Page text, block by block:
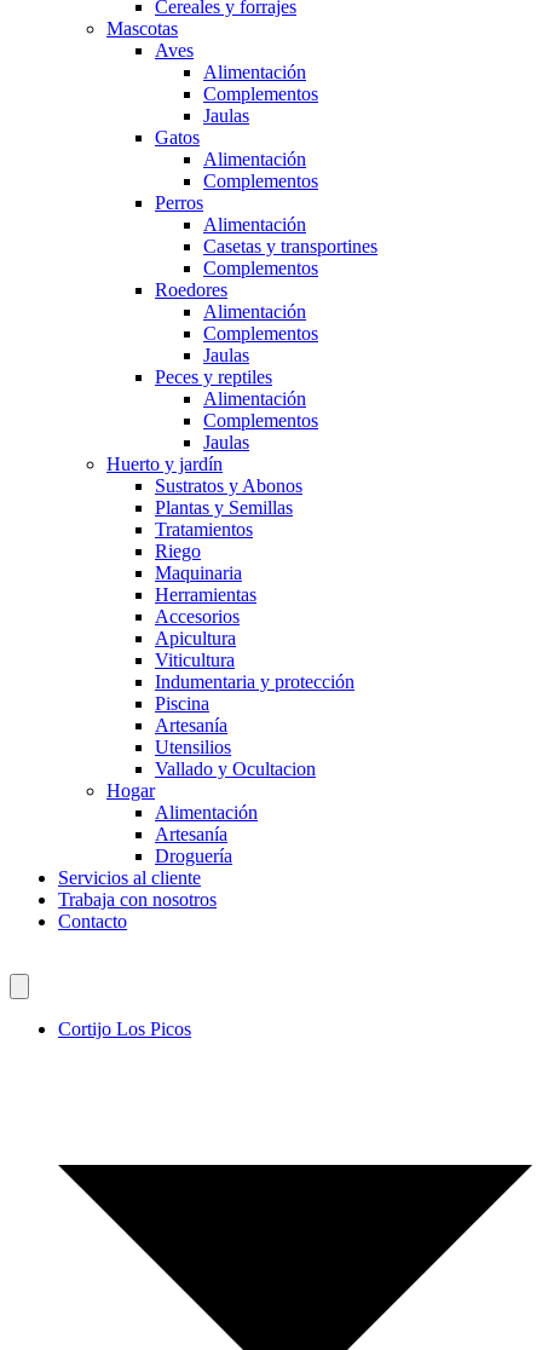
Cereales y forrajes
Mascotas
Aves
Alimentación
Complementos
Jaulas
Gatos
Alimentación
Complementos
Perros
Alimentación
Casetas y transportines
Complementos
Roedores
Alimentación
Complementos
Jaulas
Peces y reptiles
Alimentación
Complementos
Jaulas
Huerto y jardín
Sustratos y Abonos
Plantas y Semillas
Tratamientos
Riego
Maquinaria
Herramientas
Accesorios
Apicultura
Viticultura
Indumentaria y protección
Piscina
Artesanía
Utensilios
Vallado y Ocultacion
Hogar
Alimentación
Artesanía
Droguería
Servicios al cliente
Trabaja con nosotros
Contacto
Cortijo Los Picos